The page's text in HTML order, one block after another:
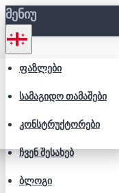
ᲛᲔᲜᲘᲣ
ᲤᲐᲖᲚᲔᲑᲘ
ᲡᲐᲛᲐᲒᲘᲓᲝ ᲗᲐᲛᲐᲨᲔᲑᲘ
ᲙᲝᲜᲡᲢᲠᲣᲥᲢᲝᲠᲔᲑᲘ
ᲩᲕᲔᲜ ᲨᲔᲡᲐᲮᲔᲑ
ᲑᲚᲝᲒᲘ